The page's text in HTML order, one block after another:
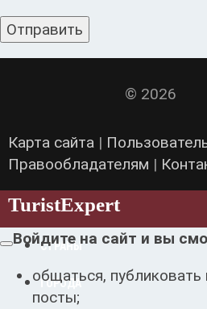
© 2026
Карта сайта |
Правообладателям |
TuristExpert
СТРАНЫ
ГОРОДА
Войдите на сайт и вы
общаться,
посты;